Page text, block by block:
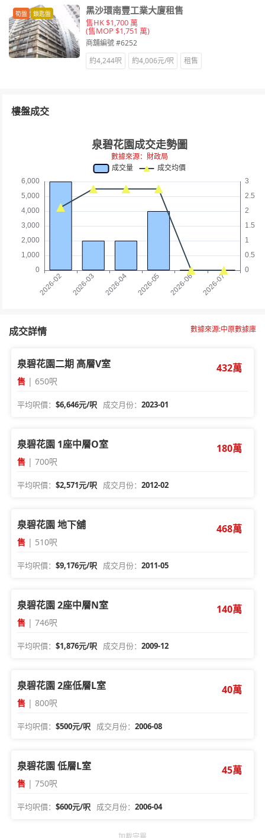
筍盤 鎖匙盤 黑沙環南豐工業大廈租售
售HK $1,700 萬
(售MOP $1,751 萬)
商舖編號 #6252
約4,244呎
約4,006元/呎 租售
樓盤成交
成交詳情 數據來源:中原數據庫
泉碧花園二期 高層V室
售 | 650呎
432萬
平均呎價：$6,646元/呎 成交月份：2023-01
泉碧花園 1座中層O室
售 | 700呎
180萬
平均呎價：$2,571元/呎 成交月份：2012-02
泉碧花園 地下舖
售 | 510呎
468萬
平均呎價：$9,176元/呎 成交月份：2011-05
泉碧花園 2座中層N室
售 | 746呎
140萬
平均呎價：$1,876元/呎 成交月份：2009-12
泉碧花園 2座低層L室
售 | 800呎
40萬
平均呎價：$500元/呎 成交月份：2006-08
泉碧花園 低層L室
售 | 750呎
45萬
平均呎價：$600元/呎 成交月份：2006-04